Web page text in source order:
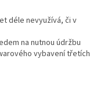
déle nevyužívá, či v
na nutnou údržbu
vybavení třetích